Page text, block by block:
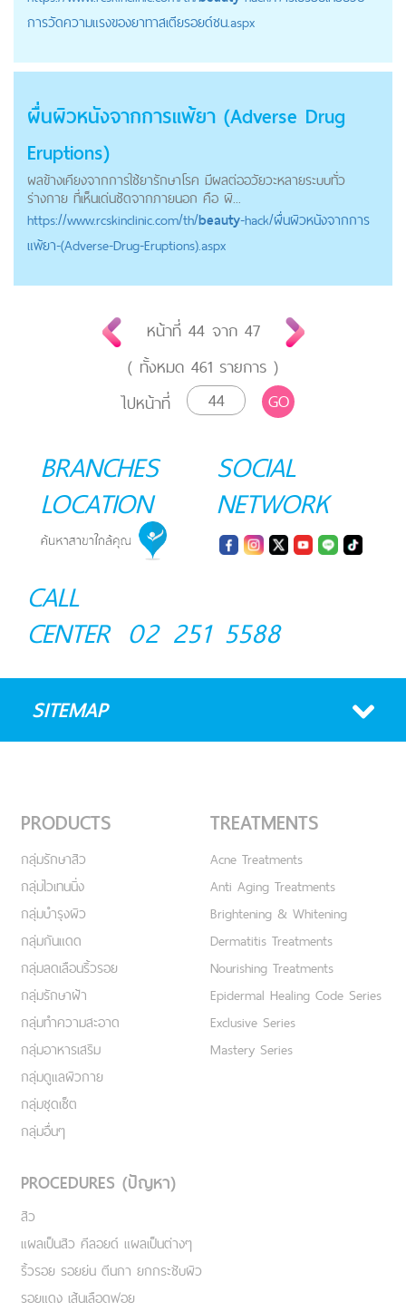
การวัดความแรงของยาทาสเตียรอยด์ชน.aspx
ผื่นผิวหนังจากการแพ้ยา (Adverse Drug
Eruptions)
ผลข้างเคียงจากการใช้ยารักษาโรค มีผลต่ออวัยวะหลายระบบทั่ว
ร่างกาย ที่เห็นเด่นชัดจากภายนอก คือ ผิ...
https://www.rcskinclinic.com/th/beauty-hack/ผื่นผิวหนังจากการ
แพ้ยา-(Adverse-Drug-Eruptions).aspx
หน้าที่ 44จาก 47
( ทั้งหมด 461 รายการ )
ไปหน้าที่
GO
BRANCHES
LOCATION
SOCIAL
NETWORK
CALL
CENTER 02 251 5588
SITEMAP
PRODUCTS
กลุ่มรักษาสิว
กลุ่มไวเทนนิ่ง
กลุ่มบำรุงผิว
กลุ่มกันแดด
กลุ่มลดเลือนริ้วรอย
กลุ่มรักษาฝ้า
กลุ่มทำความสะอาด
กลุ่มอาหารเสริม
กลุ่มดูแลผิวกาย
กลุ่มชุดเซ็ต
กลุ่มอื่นๆ
TREATMENTS
Acne Treatments
Anti Aging Treatments
Brightening & Whitening
Dermatitis Treatments
Nourishing Treatments
Epidermal Healing Code Series
Exclusive Series
Mastery Series
PROCEDURES (ปัญหา)
สิว
แผลเป็นสิว คีลอยด์ แผลเป็นต่างๆ
ริ้วรอย รอยย่น ตีนกา ยกกระชับผิว
รอยแดง เส้นเลือดฟอย